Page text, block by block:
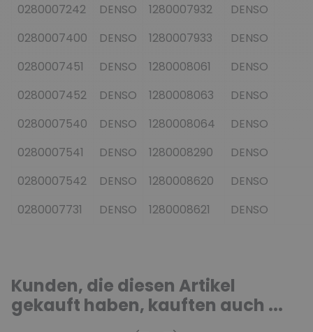
0280007242
DENSO 1280007932
DENSO
0280007400
DENSO 1280007933
DENSO
0280007451
DENSO 1280008061
DENSO
0280007452
DENSO 1280008063
DENSO
0280007540
DENSO 1280008064
DENSO
0280007541
DENSO 1280008290
DENSO
0280007542
DENSO 1280008620
DENSO
0280007731
DENSO 1280008621 DENSO
Kunden, die diesen Artikel
gekauft haben, kauften auch ...